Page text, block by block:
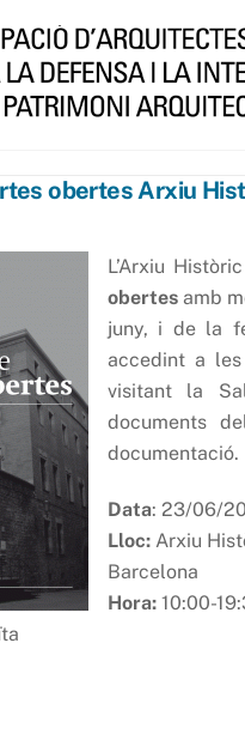
obertes Arxiu
L’Arxiu
obertes amb
juny, i de la
accedint a
visitant la
documents
documentació.
Data: 23/06/
Lloc: Arxiu
Barcelona
Hora: 10:00-